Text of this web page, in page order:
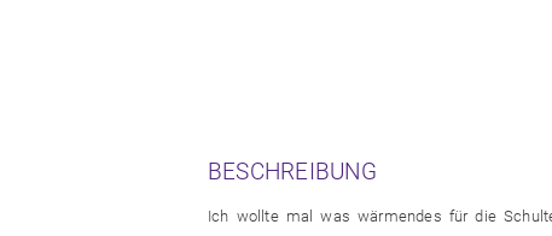
BESCHREIBUNG
Ich wollte mal was wärmendes für die